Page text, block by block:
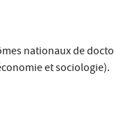
nationaux de
et sociologie).